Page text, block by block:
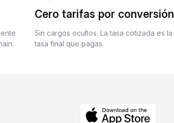
Cero tarifas por conversión
Sin cargos ocultos. La tasa cotizada es la
tasa final que pagas.